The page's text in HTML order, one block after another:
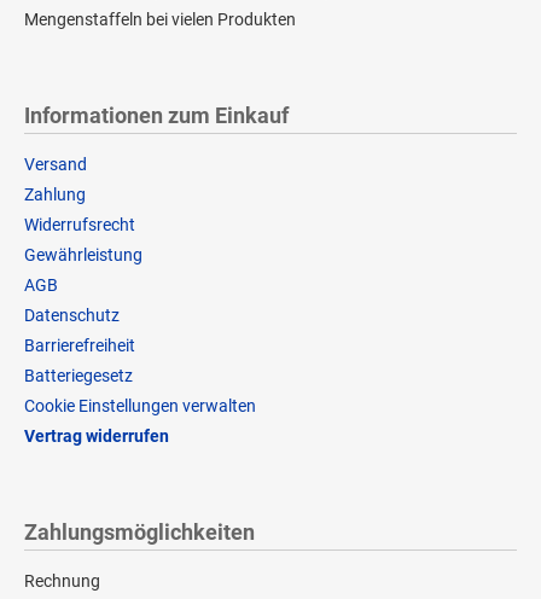
Mengenstaffeln bei vielen Produkten
Informationen zum Einkauf
Versand
Zahlung
Widerrufsrecht
Gewährleistung
AGB
Datenschutz
Barrierefreiheit
Batteriegesetz
Cookie Einstellungen verwalten
Vertrag widerrufen
Zahlungsmöglichkeiten
Rechnung